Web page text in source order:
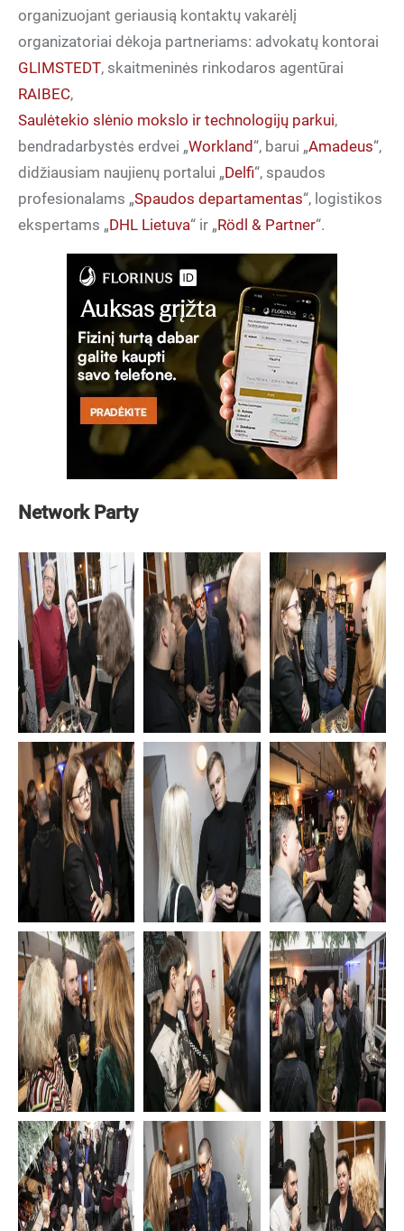
organizuojant geriausią kontaktų vakarėlį
organizatoriai dėkoja partneriams: advokatų kontorai
GLIMSTEDT, skaitmeninės rinkodaros agentūrai
RAIBEC,
Saulėtekio slėnio mokslo ir technologijų parkui,
bendradarbystės erdvei „Workland “, barui „Amadeus“,
didžiausiam naujienų portalui „Delfi“, spaudos
profesionalams „Spaudos departamentas“, logistikos
ekspertams „DHL Lietuva“ ir „Rödl & Partner“.
Network Party